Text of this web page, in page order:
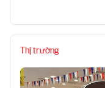
Thị trường